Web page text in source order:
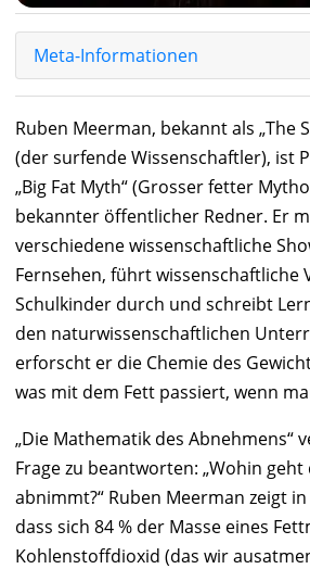
Meta-Informationen
Ruben Meerman, bekannt als „The
(der surfende Wissenschaftler), ist
„Big Fat Myth“ (Grosser fetter
bekannter öffentlicher Redner. Er
verschiedene wissenschaftliche
Fernsehen, führt
Schulkinder durch und schreibt
den naturwissenschaftlichen
erforscht er die Chemie des
was mit dem Fett passiert, wenn
„Die Mathematik des Abnehmens“
Frage zu beantworten: „Wohin
abnimmt?“ Ruben Meerman zeigt
dass sich 84 % der Masse eines
Kohlenstoffdioxid (das wir